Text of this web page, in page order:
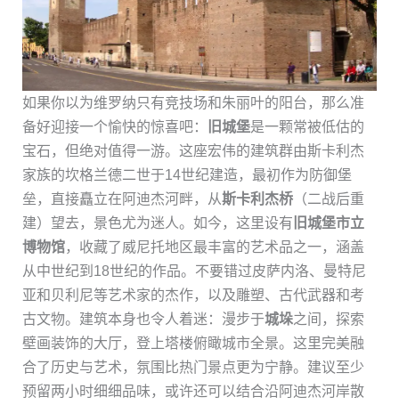
如果你以为维罗纳只有竞技场和朱丽叶的阳台，那么准
备好迎接一个愉快的惊喜吧：
旧城堡是一颗常被低估的
宝石，但绝对值得一游。这座宏伟的建筑群由斯卡利杰
家族的坎格兰德二世于14世纪建造，最初作为防御堡
垒，直接矗立在阿迪杰河畔，从斯卡利杰桥（二战后重
建）望去，景色尤为迷人。如今，这里设有 旧城堡市立
博物馆，收藏了威尼托地区最丰富的艺术品之一，涵盖
从中世纪到18世纪的作品。不要错过皮萨内洛、曼特尼
亚和贝利尼等艺术家的杰作，以及雕塑、古代武器和考
古文物。建筑本身也令人着迷：漫步于城垛之间，探索
壁画装饰的大厅，登上塔楼俯瞰城市全景。这里完美融
合了历史与艺术，氛围比热门景点更为宁静。建议至少
预留两小时细细品味，或许还可以结合沿阿迪杰河岸散